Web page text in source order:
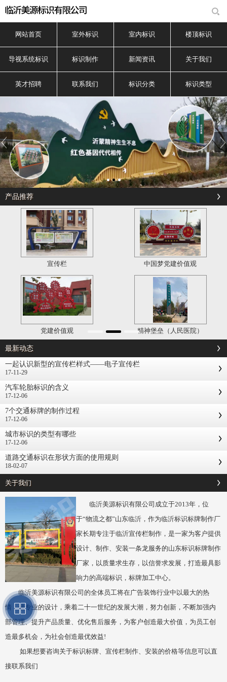
网站首页 室外标识 室内标识 楼顶标识
导视系统标识 标识制作 新闻资讯 关于我们
英才招聘 联系我们 标识分类 标识类型
产品推荐
宣传栏 中国梦党建价值观
党建价值观 精神堡垒（人民医院）
最新动态
一起认识新型的宣传栏样式——电子宣传栏
17-11-29
汽车轮胎标识的含义
17-12-06
7个交通标牌的制作过程
17-12-06
城市标识的类型有哪些
17-12-06
道路交通标识在形状方面的使用规则
18-02-07
关于我们
临沂美源标识有限公司成立于2013年，位
于“物流之都”山东临沂，作为临沂标识标牌制作厂
家长期专注于临沂宣传栏制作，是一家为客户提供
设计、制作、安装一条龙服务的山东标识标牌制作
厂家，以质量求生存，以信誉求发展，打造最具影
响力的高端标识，标牌加工中心。
临沂美源标识有限公司的全体员工将在广告装饰行业中以最大的热
情，最专业的设计，乘着二十一世纪的发展大潮，努力创新，不断加强内
部管理、提升产品质量、优化售后服务，为客户创造最大价值，为员工创
造最多机会，为社会创造最优效益!
如果想要咨询关于标识标牌、宣传栏制作、安装的价格等信息可以直
接联系我们